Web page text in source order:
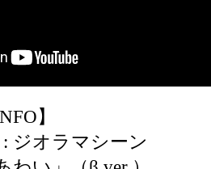
】
ジオラマシーン